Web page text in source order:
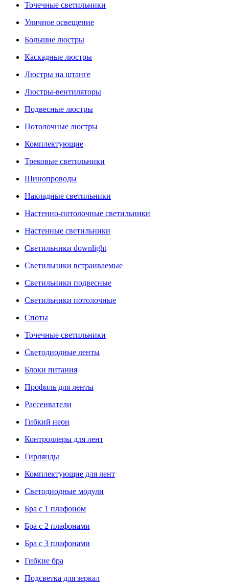
Точечные светильники
Уличное освещение
Большие люстры
Каскадные люстры
Люстры на штанге
Люстры-вентиляторы
Подвесные люстры
Потолочные люстры
Комплектующие
Трековые светильники
Шинопроводы
Накладные светильники
Настенно-потолочные светильники
Настенные светильники
Светильники downlight
Светильники встраиваемые
Светильники подвесные
Светильники потолочные
Споты
Точечные светильники
Светодиодные ленты
Блоки питания
Профиль для ленты
Рассеиватели
Гибкий неон
Контроллеры для лент
Гирлянды
Комплектующие для лент
Светодиодные модули
Бра с 1 плафоном
Бра с 2 плафонами
Бра с 3 плафонами
Гибкие бра
Подсветка для зеркал